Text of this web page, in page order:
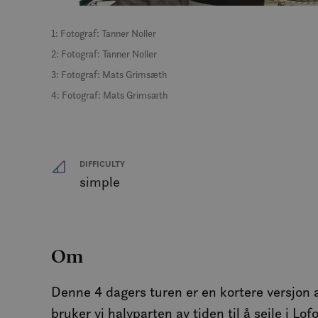
1: Fotograf: Tanner Noller
2: Fotograf: Tanner Noller
3: Fotograf: Mats Grimsæth
4: Fotograf: Mats Grimsæth
DIFFICULTY
simple
Om
Denne 4 dagers turen er en kortere
bruker vi halvparten av tiden til å seile i
SM